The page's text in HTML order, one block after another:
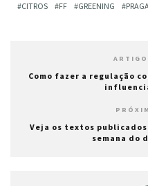
CITROS FF GREENING
Como fazer a regulação
Veja os textos
semana do